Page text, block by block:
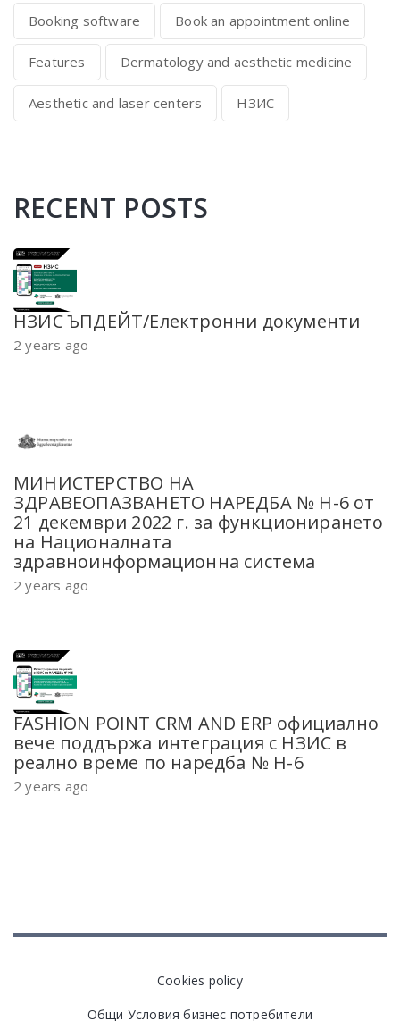
Booking software Book an appointment online
Features Dermatology and aesthetic medicine
Aesthetic and laser centers НЗИС
RECENT POSTS
НЗИС ЪПДЕЙТ/Електронни документи
2 years ago
МИНИСТЕРСТВО НА
ЗДРАВЕОПАЗВАНЕТО НАРЕДБА № Н-6 от
21 декември 2022 г. за функционирането
на Националната
здравноинформационна система
2 years ago
FASHION POINT CRM AND ERP официално
вече поддържа интеграция с НЗИС в
реално време по наредба № Н-6
2 years ago
Cookies policy
Общи Условия бизнес потребители